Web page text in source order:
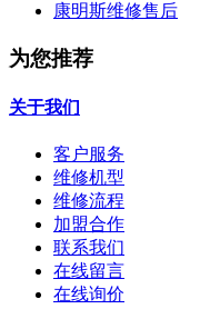
康明斯维修售后
为您推荐
关于我们
客户服务
维修机型
维修流程
加盟合作
联系我们
在线留言
在线询价